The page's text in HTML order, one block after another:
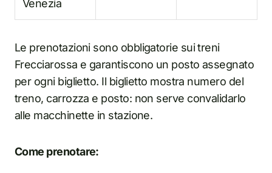
Venezia
Le prenotazioni sono obbligatorie sui treni
Frecciarossa e garantiscono un posto assegnato
per ogni biglietto. Il biglietto mostra numero del
treno, carrozza e posto: non serve convalidarlo
alle macchinette in stazione.
Come prenotare: